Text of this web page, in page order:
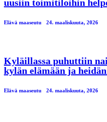
uusiin toimitiloihin
Elävä maaseutu 24. maaliskuuta, 2026
Kyläillassa puhuttiin
kylän elämään ja
Elävä maaseutu 24. maaliskuuta, 2026